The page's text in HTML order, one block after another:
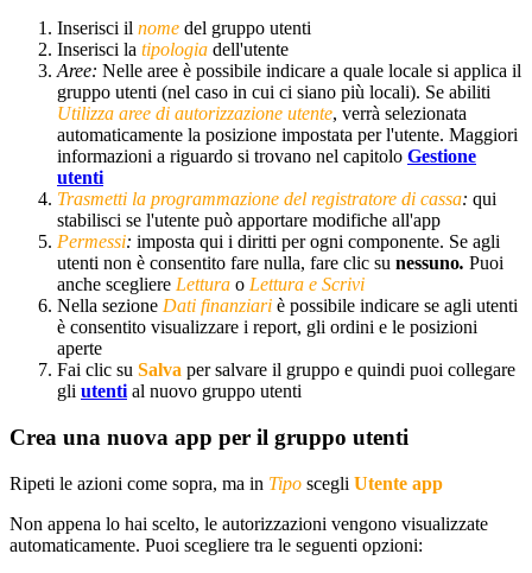
Inserisci il nome del gruppo utenti
Inserisci la tipologia dell'utente
Aree: Nelle aree è possibile indicare a quale locale si applica il
gruppo utenti (nel caso in cui ci siano più locali). Se abiliti
Utilizza aree di autorizzazione utente, verrà selezionata
automaticamente la posizione impostata per l'utente. Maggiori
informazioni a riguardo si trovano nel capitolo Gestione
utenti
Trasmetti la programmazione del registratore di cassa: qui
stabilisci se l'utente può apportare modifiche all'app
Permessi: imposta qui i diritti per ogni componente. Se agli
utenti non è consentito fare nulla, fare clic su nessuno. Puoi
anche scegliere Lettura o Lettura e Scrivi
Nella sezione Dati finanziari è possibile indicare se agli utenti
è consentito visualizzare i report, gli ordini e le posizioni
aperte
Fai clic su Salva per salvare il gruppo e quindi puoi collegare
gli utenti al nuovo gruppo utenti
Crea una nuova app per il gruppo utenti
Ripeti le azioni come sopra, ma in Tipo scegli Utente app
Non appena lo hai scelto, le autorizzazioni vengono visualizzate
automaticamente. Puoi scegliere tra le seguenti opzioni: